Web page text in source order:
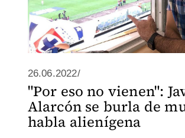
26.06.2022/
"Por eso no vienen":
Alarcón se burla de
habla alienígena